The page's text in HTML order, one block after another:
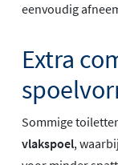
eenvoudig
Extra
Sommige
vlakspoel,